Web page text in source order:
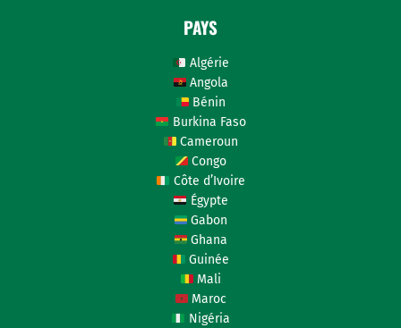
PAYS
Algérie
Angola
Bénin
Burkina Faso
Cameroun
Congo
Côte d’Ivoire
Égypte
Gabon
Ghana
Guinée
Mali
Maroc
Nigéria